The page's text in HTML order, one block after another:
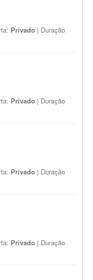
Privado | Duração
Privado | Duração
Privado | Duração
Privado | Duração